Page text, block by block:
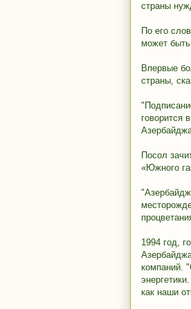
страны
По его
может быть
Впервые
страны,
говорится
Посол
«Южного
1994 год,
компаний.
как наши